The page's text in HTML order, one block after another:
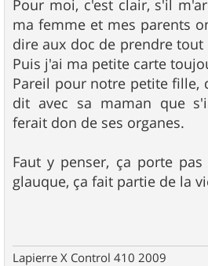
Pour moi, c'est clair, s'il
ma femme et mes parents
dire aux doc de prendre
Puis j'ai ma petite carte
Pareil pour notre petite fille,
dit avec sa maman que
ferait don de ses organes.
Faut y penser, ça porte
glauque, ça fait partie de la
Lapierre X Control 410 2009